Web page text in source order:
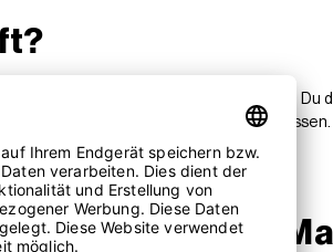
Blut, Urin oder
. So verhinderst Du
durchführen bzw. durchführen lassen.
die Bettenfrisch beziehst.
uvm. aus meiner